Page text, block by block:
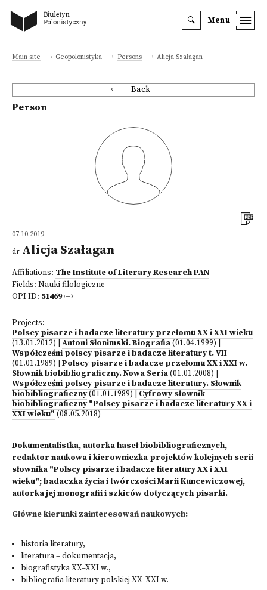
Menu
Main site Geopolonistyka Persons Alicja Szałagan
Back
Person
07.10.2019
dr Alicja Szałagan
Affiliations: The Institute of Literary Research PAN
Fields: Nauki filologiczne
OPI ID: 51469
Projects:
Polscy pisarze i badacze literatury przełomu XX i XXI wieku
(13.01.2012)
Antoni Słonimski. Biografia(01.04.1999)
Współcześni polscy pisarze i badacze literatury t. VII
(01.01.1989)
Polscy pisarze i badacze przełomu XX i XXI w.
Słownik biobibliograficzny. Nowa Seria(01.01.2008)
Współcześni polscy pisarze i badacze literatury. Słownik
biobibliograficzny(01.01.1989)
Cyfrowy słownik
biobibliograficzny "Polscy pisarze i badacze literatury XX i
XXI wieku" (08.05.2018)
Dokumentalistka, autorka haseł biobibliograficznych,
redaktor naukowa i kierowniczka projektów kolejnych serii
słownika "Polscy pisarze i badacze literatury XX i XXI
wieku"; badaczka życia i twórczości Marii Kuncewiczowej,
autorka jej monografii i szkiców dotyczących pisarki.
Główne kierunki zainteresowań naukowych:
historia literatury,
literatura – dokumentacja,
biografistyka XX–XXI w.,
bibliografia literatury polskiej XX–XXI w.